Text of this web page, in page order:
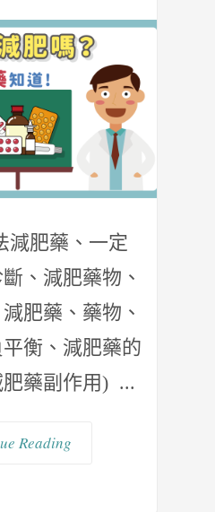
減肥藥、一定
、減肥藥物、
肥藥、藥物、
衡、減肥藥的
藥副作用) ...
Reading